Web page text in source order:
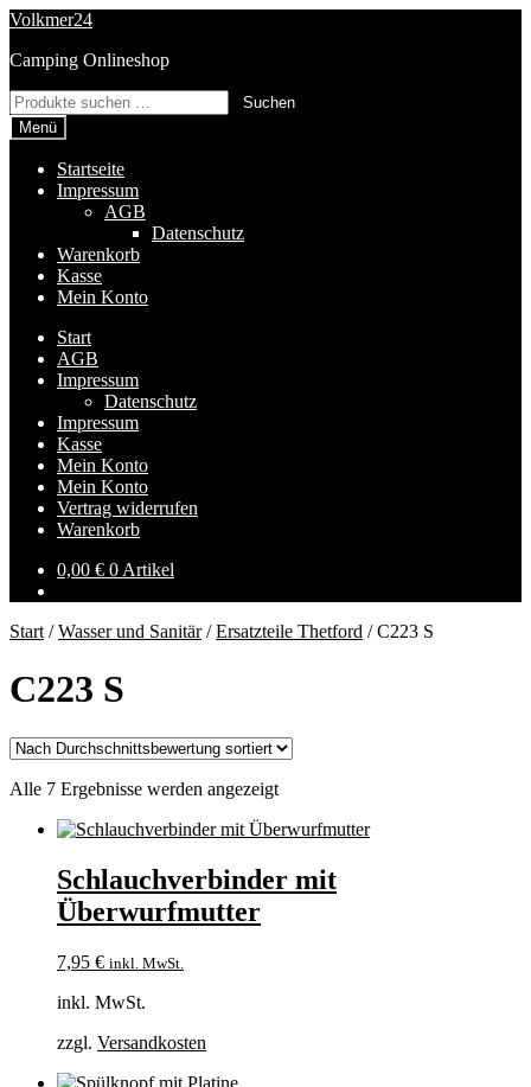
Zur
springen
Zum
springen
Volkmer24
Camping Onlineshop
Suchen
nach:
Suchen
Menü
Startseite
Impressum
AGB
Datenschutz
Warenkorb
Kasse
Mein Konto
Start
AGB
Impressum
Datenschutz
Impressum
Kasse
Mein Konto
Mein Konto
Vertrag widerrufen
Warenkorb
0,00 € 0 Artikel
Start /Wasser und Sanitär/Ersatzteile Thetford /C223 S
C223 S
Alle 7 Ergebnisse werden angezeigtNach
sortiert
Schlauchverbinder mit
Überwurfmutter
7,95 € inkl. MwSt.
inkl. MwSt.
zzgl. Versandkosten